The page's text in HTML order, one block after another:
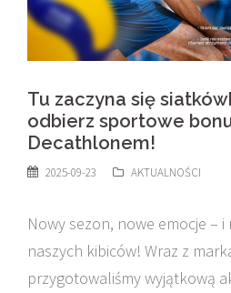
Tu zaczyna się
odbierz sportowe
Decathlonem!
2025-09-23 AKTUALNOŚCI
Nowy sezon, nowe emocje –
naszych kibiców! Wraz z
przygotowaliśmy wyjątkową